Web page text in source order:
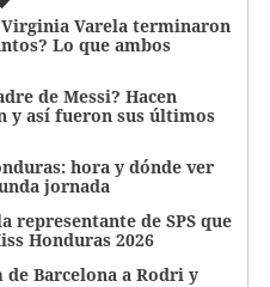
Varela terminaron
Lo que ambos
de Messi? Hacen
y así fueron sus últimos
hora y dónde ver
jornada
representante de SPS que
Honduras 2026
Barcelona a Rodri y